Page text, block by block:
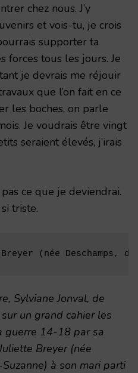
chez nous. J’y
et vois-tu, je crois
supporter ta
forces tous les jours. Je
je devrais me réjouir
que l’on fait en ce
les boches, on parle
Je voudrais être vingt
seraient élevés, j’irais
ce que je deviendrai.
triste.
(née Deschamps,
Sylviane Jonval, de
un grand cahier les
guerre 14-18 par sa
Breyer (née
à son mari parti